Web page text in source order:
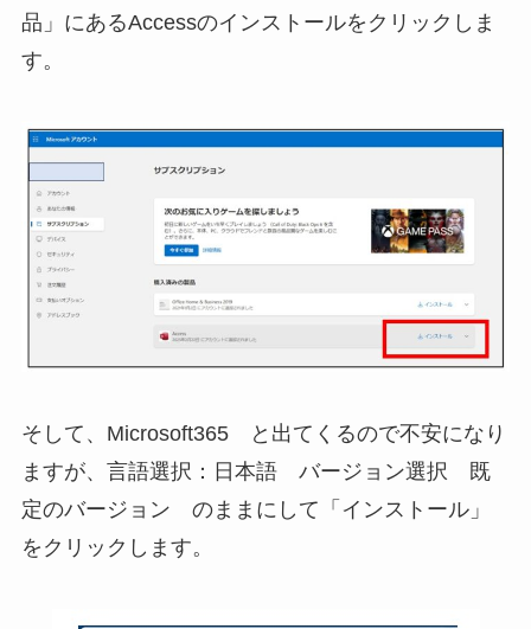
品」にあるAccessのインストールをクリックしま
す。
そして、Microsoft365 と出てくるので不安になり
ますが、言語選択：日本語 バージョン選択 既
定のバージョン のままにして「インストール」
をクリックします。